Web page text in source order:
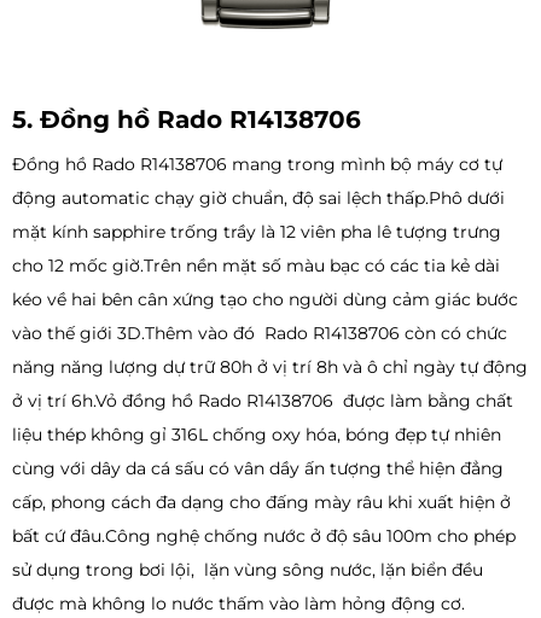
5. Đồng hồ Rado R14138706
Đồng hồ Rado R14138706 mang trong mình bộ máy cơ tự
động automatic chạy giờ chuẩn, độ sai lệch thấp.Phô dưới
mặt kính sapphire trống trầy là 12 viên pha lê tượng trưng
cho 12 mốc giờ.Trên nền mặt số màu bạc có các tia kẻ dài
kéo về hai bên cân xứng tạo cho người dùng cảm giác bước
vào thế giới 3D.Thêm vào đó Rado R14138706 còn có chức
năng năng lượng dự trữ 80h ở vị trí 8h và ô chỉ ngày tự động
ở vị trí 6h.Vỏ đồng hồ Rado R14138706 được làm bằng chất
liệu thép không gỉ 316L chống oxy hóa, bóng đẹp tự nhiên
cùng với dây da cá sấu có vân dầy ấn tượng thể hiện đẳng
cấp, phong cách đa dạng cho đấng mày râu khi xuất hiện ở
bất cứ đâu.Công nghệ chống nước ở độ sâu 100m cho phép
sử dụng trong bơi lội, lặn vùng sông nước, lặn biển đều
được mà không lo nước thấm vào làm hỏng động cơ.